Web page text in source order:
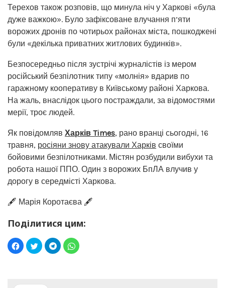
Терехов також розповів, що минула ніч у Харкові «була
дуже важкою». Було зафіксоване влучання п’яти
ворожих дронів по чотирьох районах міста, пошкоджені
були «декілька приватних житлових будинків».
Безпосередньо після зустрічі журналістів із мером
російський безпілотник типу «молнія» вдарив по
гаражному кооперативу в Київському районі Харкова.
На жаль, внаслідок цього постраждали, за відомостями
мерії, троє людей.
Як повідомляв Харків Times, рано вранці сьогодні, 16
травня, росіяни знову атакували Харків своїми
бойовими безпілотниками. Містян розбудили вибухи та
робота нашої ППО. Один з ворожих БпЛА влучив у
дорогу в середмісті Харкова.
🖋️ Марія Коротаєва 🖋️
Поділитися цим: